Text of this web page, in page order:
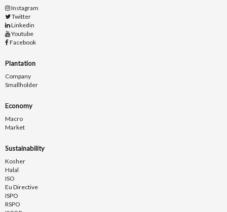
Instagram
Twitter
Linkedin
Youtube
Facebook
Plantation
Company
Smallholder
Economy
Macro
Market
Sustainability
Kosher
Halal
ISO
Eu Directive
ISPO
RSPO